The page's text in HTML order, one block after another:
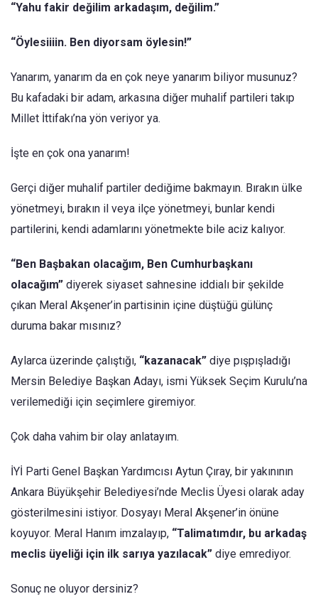
“Yahu fakir değilim arkadaşım, değilim.”
“Öylesiiiin. Ben diyorsam öylesin!”
Yanarım, yanarım da en çok neye yanarım biliyor musunuz?
Bu kafadaki bir adam, arkasına diğer muhalif partileri takıp
Millet İttifakı’na yön veriyor ya.
İşte en çok ona yanarım!
Gerçi diğer muhalif partiler dediğime bakmayın. Bırakın ülke
yönetmeyi, bırakın il veya ilçe yönetmeyi, bunlar kendi
partilerini, kendi adamlarını yönetmekte bile aciz kalıyor.
“Ben Başbakan olacağım, Ben Cumhurbaşkanı
olacağım” diyerek siyaset sahnesine iddialı bir şekilde
çıkan Meral Akşener’in partisinin içine düştüğü gülünç
duruma bakar mısınız?
Aylarca üzerinde çalıştığı, “kazanacak” diye pışpışladığı
Mersin Belediye Başkan Adayı, ismi Yüksek Seçim Kurulu’na
verilemediği için seçimlere giremiyor.
Çok daha vahim bir olay anlatayım.
İYİ Parti Genel Başkan Yardımcısı Aytun Çıray, bir yakınının
Ankara Büyükşehir Belediyesi’nde Meclis Üyesi olarak aday
gösterilmesini istiyor. Dosyayı Meral Akşener’in önüne
koyuyor. Meral Hanım imzalayıp, “Talimatımdır, bu arkadaş
meclis üyeliği için ilk sarıya yazılacak” diye emrediyor.
Sonuç ne oluyor dersiniz?